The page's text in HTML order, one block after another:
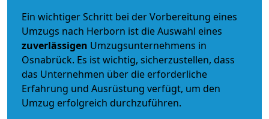
Ein wichtiger Schritt bei der Vorbereitung eines
Umzugs nach Herborn ist die Auswahl eines
zuverlässigen Umzugsunternehmens in
Osnabrück. Es ist wichtig, sicherzustellen, dass
das Unternehmen über die erforderliche
Erfahrung und Ausrüstung verfügt, um den
Umzug erfolgreich durchzuführen.